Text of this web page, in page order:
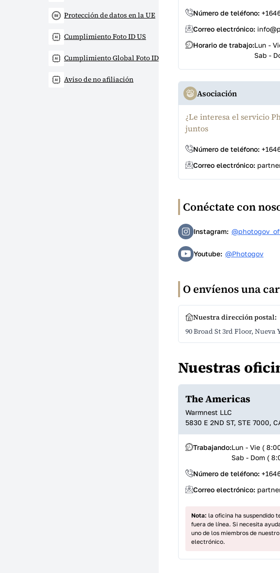
Protección de datos en la UE
Cumplimiento Foto ID US
Cumplimiento Global Foto ID
Aviso de no afiliación
Número de teléfono:
Correo electrónico:
Horario de trabajo:Lun -
Sab -
Asociación
¿Le interesa el servicio
juntos
Número de teléfono:
Correo electrónico:
Conéctate con
Instagram:
Youtube: @Photogov
O envíenos una
Nuestra dirección postal:
90 Broad St 3rd Floor, Nueva
Nuestras
The Americas
Warmnest LLC
5830 E 2ND ST, STE 7000,
Trabajando:Lun - Vie (
Sab - Dom (
Número de teléfono:
Correo electrónico:
Nota: la oficina ha suspendido
fuera de línea. Si necesita
uno de los miembros de
electrónico.